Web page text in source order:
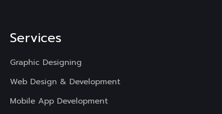
Services
Graphic Designing
Web Design & Development
Mobile App Development